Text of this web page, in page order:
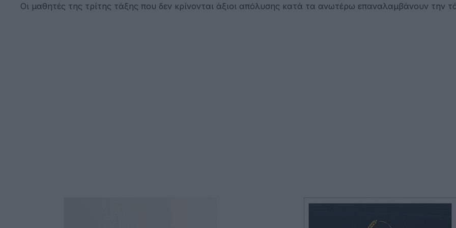
Οι μαθητές της τρίτης τάξης που δεν κρίνονται άξιοι απόλυσης κατά τα ανωτέρω επαναλαμβάνουν την